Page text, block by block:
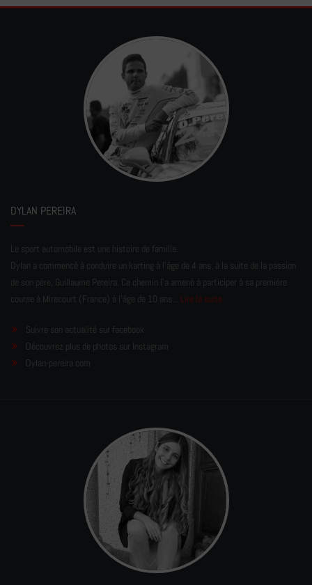
DYLAN PEREIRA
Le sport automobile est une histoire de famille.
Dylan a commencé à conduire un karting à l’âge de 4 ans, à la suite de la passion
de son père, Guillaume Pereira. Ce chemin l'a amené à participer à sa première
course à Mirecourt (France) à l'âge de 10 ans... Lire la suite
Suivre son actualité sur facebook
Découvrez plus de photos sur Instagram
Dylan-pereira.com